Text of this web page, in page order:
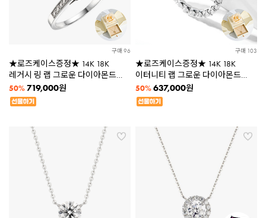
구매 96
★로즈케이스증정★ 14K 18K
레거시 링 랩 그로운 다이아몬드
3부 5부 반지 LDBCR193 [2종택1]
50% 719,000원
구매 103
★로즈케이스증정★ 14K 18K
이터니티 랩 그로운 다이아몬드
2.5mm 반지 LDBCR191
50% 637,000원